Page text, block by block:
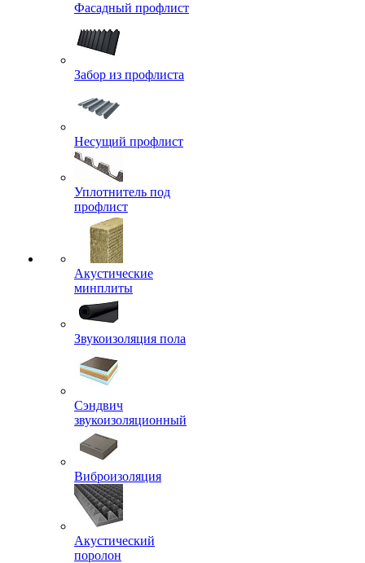
Фасадный профлист
Забор из профлиста
Несущий профлист
Уплотнитель под
профлист
Акустические
минплиты
Звукоизоляция пола
Сэндвич
звукоизоляционный
Виброизоляция
Акустический
поролон